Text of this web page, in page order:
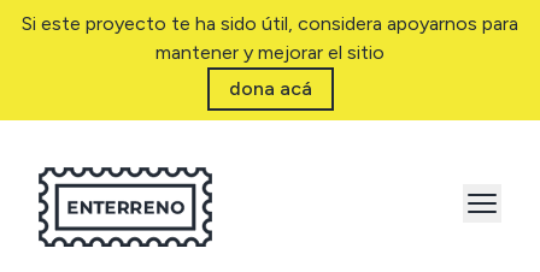
Si este proyecto te ha sido útil, considera apoyarnos para
mantener y mejorar el sitio
dona acá